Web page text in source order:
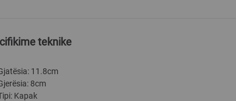
teknike
11.8cm
8cm
Kapak